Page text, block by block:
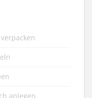
anlegen